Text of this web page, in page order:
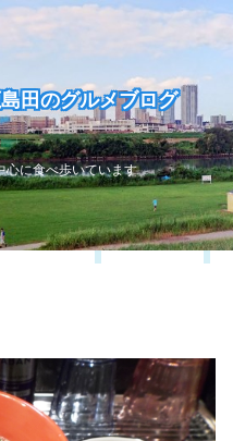
田のグルメブログ
心に食べ歩いています